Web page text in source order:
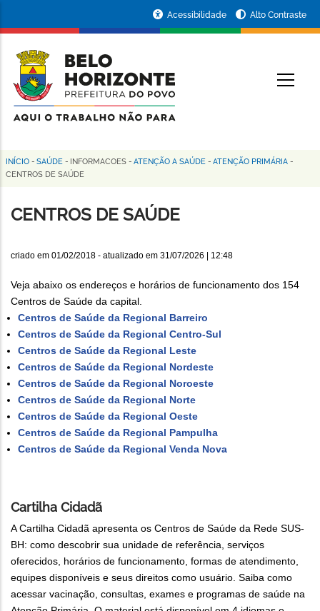
conteúdo
principal
da
Prefeitura
de
Horizonte
Acessibilidade Alto Contraste
Trilha
navegação
INÍCIO - SAÚDE - INFORMACOES - ATENÇÃO A SAÚDE - ATENÇÃO PRIMÁRIA -
CENTROS DE SAÚDE
CENTROS DE SAÚDE
criado em 01/02/2018 - atualizado em 31/07/2026 | 12:48
Veja abaixo os endereços e horários de funcionamento dos 154
Centros de Saúde da capital.
Centros de Saúde da Regional Barreiro
Centros de Saúde da Regional Centro-Sul
Centros de Saúde da Regional Leste
Centros de Saúde da Regional Nordeste
Centros de Saúde da Regional Noroeste
Centros de Saúde da Regional Norte
Centros de Saúde da Regional Oeste
Centros de Saúde da Regional Pampulha
Centros de Saúde da Regional Venda Nova
Cartilha Cidadã
A Cartilha Cidadã apresenta os Centros de Saúde da Rede SUS-
BH: como descobrir sua unidade de referência, serviços
oferecidos, horários de funcionamento, formas de atendimento,
equipes disponíveis e seus direitos como usuário. Saiba como
acessar vacinação, consultas, exames e programas de saúde na